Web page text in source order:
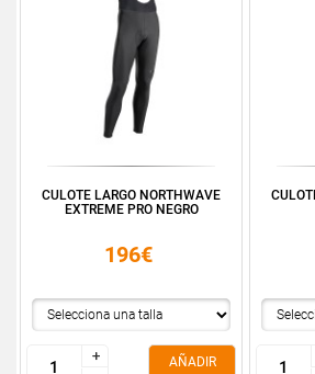
CULOTE LARGO NORTHWAVE
EXTREME PRO NEGRO
196€
+
+
AÑADIR